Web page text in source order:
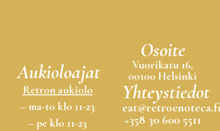
Aukioloajat
Retron aukiolo
– ma-to klo 11-23
– pe klo 11-23
Osoite
Vuorikatu 16,
00100 Helsinki
Yhteystiedot
eat@retroenoteca.fi
+358 30 600 5511